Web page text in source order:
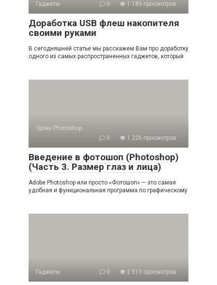
Гаджеты 0 1 189 просмотров
Доработка USB флеш накопителя
своими руками
В сегодняшней статье мы расскажем Вам про доработку
одного из самых распространенных гаджетов, который
Уроки Photoshop
0
1 226 просмотров
Введение в фотошоп (Photoshop)
(Часть 3. Размер глаз и лица)
Adobe Photoshop или просто «Фотошоп» — это самая
удобная и функциональная программа по графическому
Гаджеты 0 2 513 просмотров